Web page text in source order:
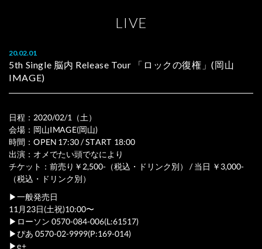
L IVE
20.02.01
5th Single 脳内 Release Tour 「ロックの復権」(岡山
IMAGE)
日程：2020/02/1（土）
会場：岡山IMAGE(岡山)
時間：OPEN 17:30 / START 18:00
出演：オメでたい頭でなにより
チケット：前売り￥2,500-（税込・ドリンク別） / 当日 ￥3,000-
（税込・ドリンク別）
▶︎一般発売日
11月23日(土祝)10:00〜
▶︎ローソン 0570-084-006(L:61517)
▶︎ぴあ 0570-02-9999(P:169-014)
▶︎e+